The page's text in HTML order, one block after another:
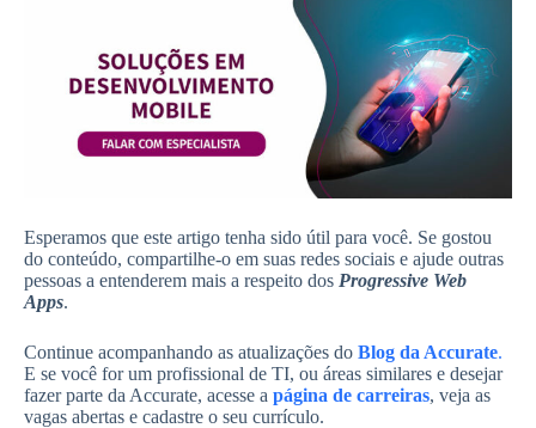
Esperamos que este artigo tenha sido útil para você. Se gostou
do conteúdo, compartilhe-o em suas redes sociais e ajude outras
pessoas a entenderem mais a respeito dos Progressive Web
Apps.
Continue acompanhando as atualizações do Blog da Accurate.
E se você for um profissional de TI, ou áreas similares e desejar
fazer parte da Accurate, acesse a página de carreiras, veja as
vagas abertas e cadastre o seu currículo.